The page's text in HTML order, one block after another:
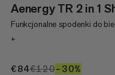
Aenergy TR 2 in 1
Funkcjonalne spodenki do
+
€84€84
€120€120
–30%